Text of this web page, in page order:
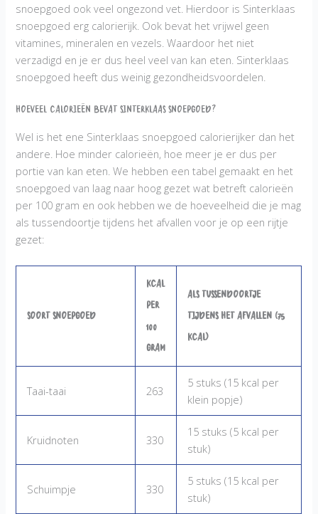
snoepgoed ook veel ongezond vet. Hierdoor is Sinterklaas
snoepgoed erg calorierijk. Ook bevat het vrijwel geen
vitamines, mineralen en vezels. Waardoor het niet
verzadigd en je er dus heel veel van kan eten. Sinterklaas
snoepgoed heeft dus weinig gezondheidsvoordelen.
Hoeveel calorieën bevat Sinterklaas snoepgoed?
Wel is het ene Sinterklaas snoepgoed calorierijker dan het
andere. Hoe minder calorieën, hoe meer je er dus per
portie van kan eten. We hebben een tabel gemaakt en het
snoepgoed van laag naar hoog gezet wat betreft calorieën
per 100 gram en ook hebben we de hoeveelheid die je mag
als tussendoortje tijdens het afvallen voor je op een rijtje
gezet:
Soort snoepgoed
Kcal
per
100
gram
Als tussendoortje
tijdens het afvallen(75
kcal)
Taai-taai 263
5 stuks (15 kcal per
klein popje)
Kruidnoten 330
15 stuks (5 kcal per
stuk)
Schuimpje 330
5 stuks (15 kcal per
stuk)